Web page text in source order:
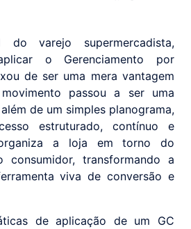
varejo supermercadista,
o Gerenciamento por
de ser uma mera vantagem
passou a ser uma
de um simples planograma,
estruturado, contínuo e
a loja em torno do
consumidor, transformando a
viva de conversão e
de aplicação de um GC